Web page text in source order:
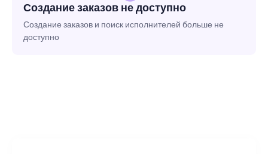
Создание заказов не доступно
Создание заказов и поиск исполнителей больше не
доступно